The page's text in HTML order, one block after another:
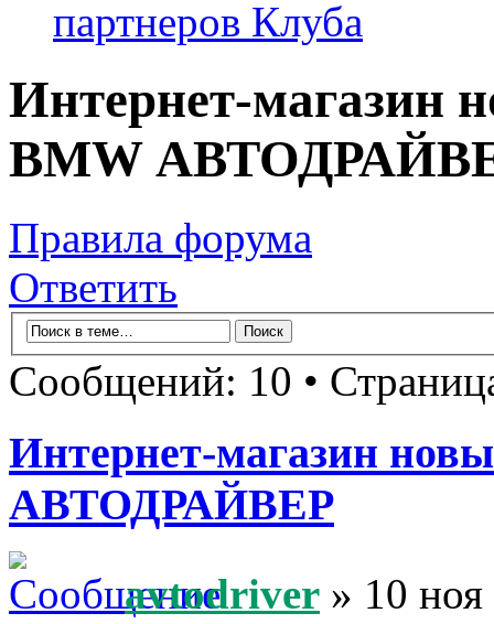
партнеров Клуба
Интернет-магазин
BMW
Правила форума
Ответить
Сообщений: 10 •
Интернет-магазин
АВТОДРАЙВЕР
avtodriver » 10